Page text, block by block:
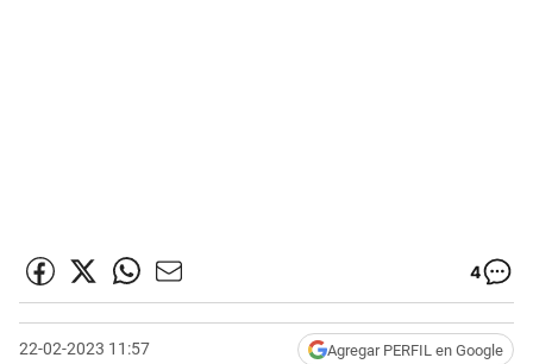
4
22-02-2023 11:57 Agregar PERFIL en Google